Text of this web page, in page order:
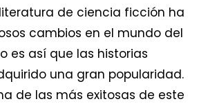
de ciencia ficción ha
cambios en el mundo del
es así que las historias
una gran popularidad.
de las más exitosas de este